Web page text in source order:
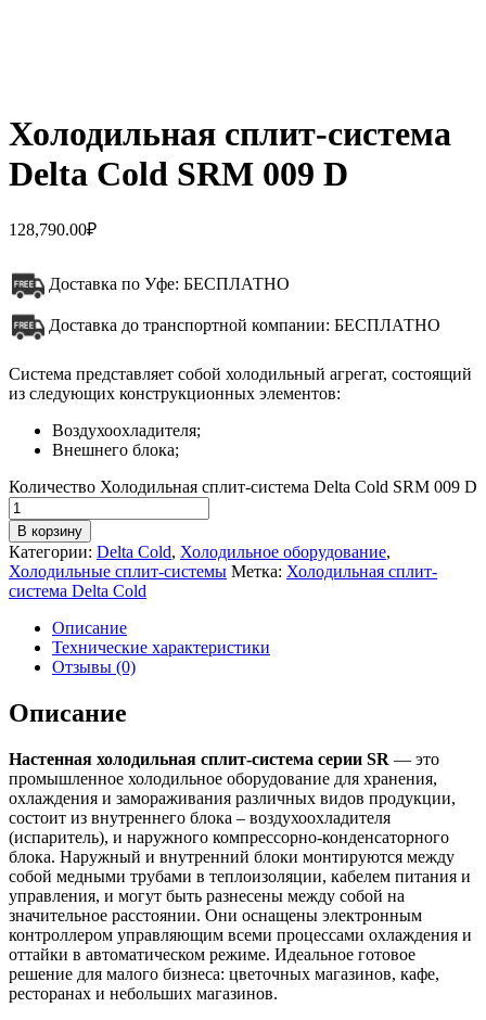
Холодильная сплит-система
Delta Cold SRM 009 D
128,790.00₽
Доставка по Уфе: БЕСПЛАТНО
Доставка до транспортной компании: БЕСПЛАТНО
Система представляет собой холодильный агрегат, состоящий
из следующих конструкционных элементов:
Воздухоохладителя;
Внешнего блока;
Количество Холодильная сплит-система Delta Cold SRM 009 D
В корзину
Категории: Delta Cold, Холодильное оборудование,
Холодильные сплит-системы Метка: Холодильная сплит-
система Delta Cold
Описание
Технические характеристики
Отзывы (0)
Описание
Настенная холодильная сплит-система серии SR — это
промышленное холодильное оборудование для хранения,
охлаждения и замораживания различных видов продукции,
состоит из внутреннего блока – воздухоохладителя
(испаритель), и наружного компрессорно-конденсаторного
блока. Наружный и внутренний блоки монтируются между
собой медными трубами в теплоизоляции, кабелем питания и
управления, и могут быть разнесены между собой на
значительное расстоянии. Они оснащены электронным
контроллером управляющим всеми процессами охлаждения и
оттайки в автоматическом режиме. Идеальное готовое
решение для малого бизнеса: цветочных магазинов, кафе,
ресторанах и небольших магазинов.